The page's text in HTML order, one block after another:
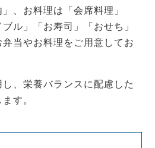
、お料理は「会席料理」
ル」「お寿司」「おせち」
当やお料理をご用意してお
、栄養バランスに配慮した
す。